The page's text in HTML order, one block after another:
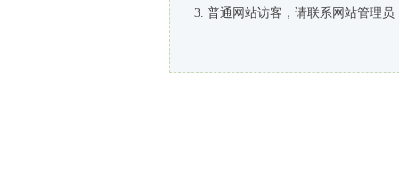
普通网站访客，请联系网站管理员